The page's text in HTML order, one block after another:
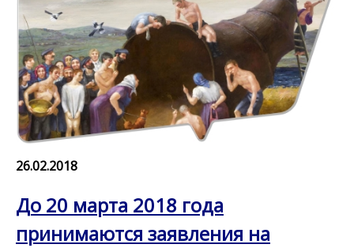
26.02.2018
До 20 марта 2018 года
принимаются заявления на